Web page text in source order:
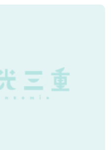
ります。 「いなべ阿下